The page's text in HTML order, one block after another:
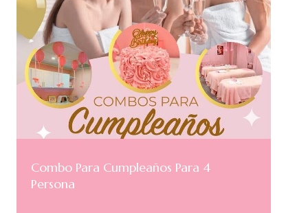
Combo Para Cumpleaños Para 4
Persona